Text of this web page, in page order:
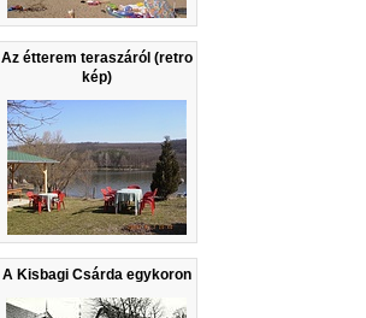
Az étterem teraszáról (retro
kép)
A Kisbagi Csárda egykoron